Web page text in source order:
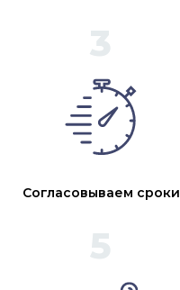
Согласовываем сроки